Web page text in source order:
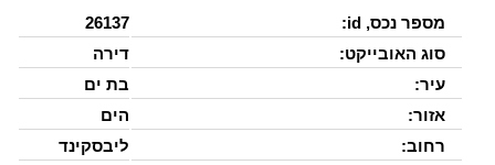
מספר נכס, id:
26137
סוג האובייקט:
דירה
עיר:
בת ים
אזור:
הים
רחוב:
ליבסקינד